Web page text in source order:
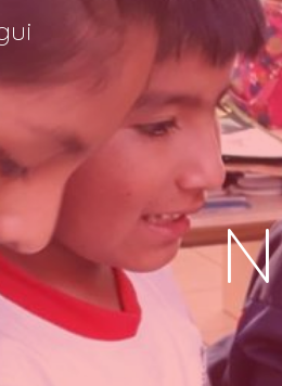
Skip to